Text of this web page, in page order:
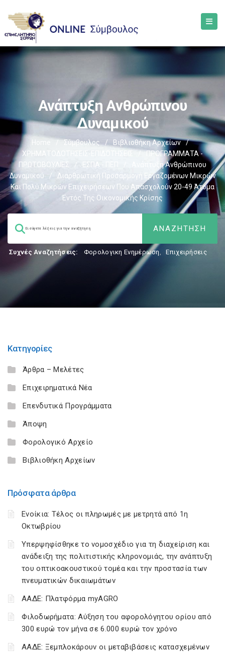
Ανάπτυξη Ανθρώπινου
Δυναμικού
/ Σύμβουλος / Βιβλιοθήκη Αρχείων
/
ΧΡΗΜΑΤΟΔΟΤΗΣΕΙΣ-ΕΠΙΔΟΤΗΣΕΙΣ
ΠΡΟΓΡΑΜΜΑΤΑ -
ΠΡΩΤΟΒΟΥΛΙΕΣ
/ ΕΣΠΑ - ΠΕΠ
Ανάπτυξη Ανθρώπινου
Δυναμικού
/
Διαρθρωτική Προσαρμογή Εργαζομένων Μικρών
Και Πολύ Μικρών Επιχειρήσεων Που Απασχολούν 20-49 Άτομα
Εντός Της Οικονομικής Κρίσης
Συχνές Αναζητήσεις: Φορολογικη Ενημέρωση, Επιχειρήσεις
Κατηγορίες
Άρθρα – Μελέτες
Επιχειρηματικά Νέα
Επενδυτικά Προγράμματα
Άποψη
Φορολογικό Αρχείο
Βιβλιοθήκη Αρχείων
Πρόσφατα άρθρα
Ενοίκια: Τέλος οι πληρωμές με μετρητά από 1η
Οκτωβρίου
Υπερψηφίσθηκε το νομοσχέδιο για τη διαχείριση και
ανάδειξη της πολιτιστικής κληρονομιάς, την ανάπτυξη
του οπτικοακουστικού τομέα και την προστασία των
πνευματικών δικαιωμάτων
ΑΑΔΕ: Πλατφόρμα myAGRO
Φιλοδωρήματα: Αύξηση του αφορολόγητου ορίου από
300 ευρώ τον μήνα σε 6.000 ευρώ τον χρόνο
ΑΑΔΕ: Ξεμπλοκάρουν οι μεταβιβάσεις κατασχεμένων